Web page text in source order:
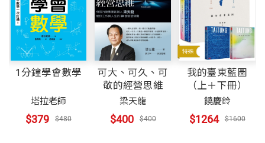
5 漁產與蚵仔也是活招牌－提升養殖產業品牌與基礎
建設
6 全台第一個智慧管理產業園區—後發先至更有優勢
的馬稠後園區
7 從零開始打造宜居科學生活圈—嘉義科學園區的發
展願景
8 用新思維打造新城鄉—嘉義的新中心與多核心
歷史與環境造就的現實
這就是翁章梁成長記憶中的嘉義，也是現在進行式的
嘉義。翁章梁直到就讀大學才離鄉，工作幾年後又再
度回到嘉義，在縣府服務將近20 年，親眼見證了嘉
義縣因為太過單一的產業發展，逐漸走向沒落。問題
人緣、領導能力、團隊精神以及8年夙夜匪懈心力交
瘁的結晶。讓窮縣翻身，讓嘉義土地重現活力，讓嘉
義縣人找回自信。
——許信良／亞太和平研究基金會董事長
1分鐘學會數學
塔拉老師
$379 $480
可大、可久、可
敬的經營思維
梁天龍
$400 $400
我的臺東藍圖
（上＋下冊）
饒慶鈴
$1264 $1600